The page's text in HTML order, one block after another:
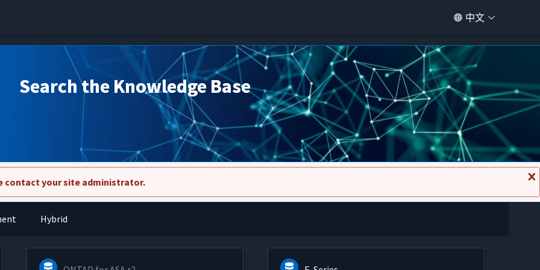
中文
Search the Knowledge Base
关
闭
contact your site administrator.
Hybrid